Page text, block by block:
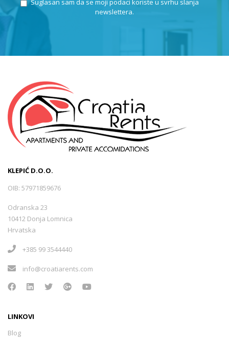
Suglasan sam da se moji podaci koriste u svrhu slanja
newslettera.
KLEPIĆ D.O.O.
OIB: 57971859676
Odranska 23
10412 Donja Lomnica
Hrvatska
+385 99 3544440
info@croatiarents.com
LINKOVI
Blog